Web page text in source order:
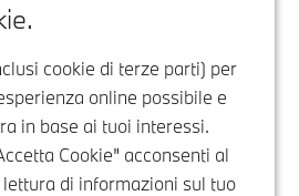
cookie di terze parti) per
online possibile e
in base ai tuoi interessi.
Cookie" acconsenti al
di informazioni sul tuo